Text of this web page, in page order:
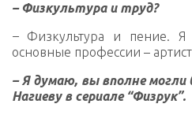
– Физкультура и труд?
– Физкультура и пение.
основные профессии –
– Я думаю, вы вполне
Нагиеву в сериале “Физрук”.